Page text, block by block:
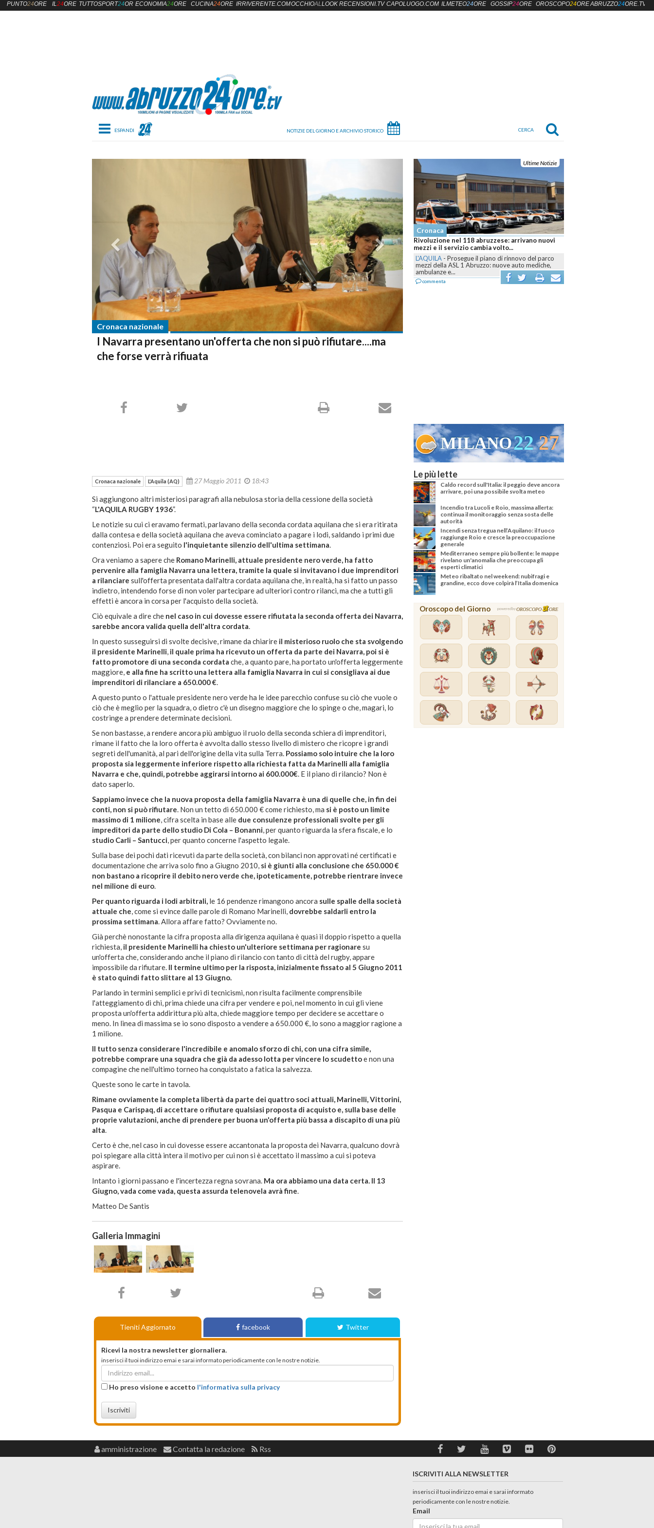
Toggle navigation
Cronaca nazionale
I Navarra presentano un'offerta che non si può rifiutare....ma
che forse verrà rifiuata
Ultime Notizie
Cronaca
Abruzzo brucia ancora, sei fronti attivi e
Canadair mobilitati contro le fiamme
L'AQUILA - Dall’Aquilano al Pescarese e al
Teramano, volontari, mezzi terrestri, elicotteri e
Canadair sono...
commenta
VENEZIA21 26
Cronaca nazionale L'Aquila (AQ) 27 Maggio 2011 18:43
Si aggiungono altri misteriosi paragrafi alla nebulosa storia della cessione della società
“L'AQUILA RUGBY 1936”.
Le notizie su cui ci eravamo fermati, parlavano della seconda cordata aquilana che si era ritirata
dalla contesa e della società aquilana che aveva cominciato a pagare i lodi, saldando i primi due
contenziosi. Poi era seguito l'inquietante silenzio dell'ultima settimana.
Ora veniamo a sapere che Romano Marinelli, attuale presidente nero verde, ha fatto
pervenire alla famiglia Navarra una lettera, tramite la quale si invitavano i due imprenditori
a rilanciare sull'offerta presentata dall'altra cordata aquilana che, in realtà, ha sì fatto un passo
indietro, intendendo forse di non voler partecipare ad ulteriori contro rilanci, ma che a tutti gli
effetti è ancora in corsa per l'acquisto della società.
Ciò equivale a dire che nel caso in cui dovesse essere rifiutata la seconda offerta dei Navarra,
sarebbe ancora valida quella dell'altra cordata.
In questo susseguirsi di svolte decisive, rimane da chiarire il misterioso ruolo che sta svolgendo
il presidente Marinelli, il quale prima ha ricevuto un offerta da parte dei Navarra, poi si è
fatto promotore di una seconda cordata che, a quanto pare, ha portato un'offerta leggermente
maggiore, e alla fine ha scritto una lettera alla famiglia Navarra in cui si consigliava ai due
imprenditori di rilanciare a 650.000 €.
A questo punto o l'attuale presidente nero verde ha le idee parecchio confuse su ciò che vuole o
ciò che è meglio per la squadra, o dietro c'è un disegno maggiore che lo spinge o che, magari, lo
costringe a prendere determinate decisioni.
Se non bastasse, a rendere ancora più ambiguo il ruolo della seconda schiera di imprenditori,
rimane il fatto che la loro offerta è avvolta dallo stesso livello di mistero che ricopre i grandi
segreti dell'umanità, al pari dell'origine della vita sulla Terra. Possiamo solo intuire che la loro
proposta sia leggermente inferiore rispetto alla richiesta fatta da Marinelli alla famiglia
Navarra e che, quindi, potrebbe aggirarsi intorno ai 600.000€. E il piano di rilancio? Non è
dato saperlo.
Sappiamo invece che la nuova proposta della famiglia Navarra è una di quelle che, in fin dei
conti, non si può rifiutare. Non un tetto di 650.000 € come richiesto, ma si è posto un limite
massimo di 1 milione, cifra scelta in base alle due consulenze professionali svolte per gli
impreditori da parte dello studio Di Cola – Bonanni, per quanto riguarda la sfera fiscale, e lo
studio Carli – Santucci, per quanto concerne l'aspetto legale.
Sulla base dei pochi dati ricevuti da parte della società, con bilanci non approvati né certificati e
documentazione che arriva solo fino a Giugno 2010, si è giunti alla conclusione che 650.000 €
non bastano a ricoprire il debito nero verde che, ipoteticamente, potrebbe rientrare invece
nel milione di euro.
Per quanto riguarda i lodi arbitrali, le 16 pendenze rimangono ancora sulle spalle della società
attuale che, come si evince dalle parole di Romano Marinelli, dovrebbe saldarli entro la
prossima settimana. Allora affare fatto? Ovviamente no.
Già perchè nonostante la cifra proposta alla dirigenza aquilana è quasi il doppio rispetto a quella
richiesta, il presidente Marinelli ha chiesto un'ulteriore settimana per ragionare su
un'offerta che, considerando anche il piano di rilancio con tanto di città del rugby, appare
impossibile da rifiutare. Il termine ultimo per la risposta, inizialmente fissato al 5 Giugno 2011
è stato quindi fatto slittare al 13 Giugno.
Parlando in termini semplici e privi di tecnicismi, non risulta facilmente comprensibile
l'atteggiamento di chi, prima chiede una cifra per vendere e poi, nel momento in cui gli viene
proposta un'offerta addirittura più alta, chiede maggiore tempo per decidere se accettare o
meno. In linea di massima se io sono disposto a vendere a 650.000 €, lo sono a maggior ragione a
1 milione.
Il tutto senza considerare l'incredibile e anomalo sforzo di chi, con una cifra simile,
potrebbe comprare una squadra che già da adesso lotta per vincere lo scudettoe non una
compagine che nell'ultimo torneo ha conquistato a fatica la salvezza.
Queste sono le carte in tavola.
Rimane ovviamente la completa libertà da parte dei quattro soci attuali, Marinelli, Vittorini,
Pasqua e Carispaq, di accettare o rifiutare qualsiasi proposta di acquisto e, sulla base delle
proprie valutazioni, anche di prendere per buona un'offerta più bassa a discapito di una più
alta.
Certo è che, nel caso in cui dovesse essere accantonata la proposta dei Navarra, qualcuno dovrà
poi spiegare alla città intera il motivo per cui non si è accettato il massimo a cui si poteva
aspirare.
Intanto i giorni passano e l'incertezza regna sovrana. Ma ora abbiamo una data certa. Il 13
Giugno, vada come vada, questa assurda telenovela avrà fine.
Matteo De Santis
Galleria Immagini
Tieniti Aggiornato facebook Twitter
Ricevi la nostra newsletter giornaliera.
inserisci il tuoi indirizzo emai e sarai informato periodicamente con le nostre notizie.
Ho preso visione e accetto l'informativa sulla privacy
Iscriviti
Le più lette
Caldo record sull'Italia: il peggio deve ancora
arrivare, poi una possibile svolta meteo
Incendio tra Lucoli e Roio, massima allerta:
continua il monitoraggio senza sosta delle
autorità
Incendi senza tregua nell’Aquilano: il fuoco
raggiunge Roio e cresce la preoccupazione
generale
Mediterraneo sempre più bollente: le mappe
rivelano un'anomalia che preoccupa gli
esperti climatici
Meteo ribaltato nel weekend: nubifragi e
grandine, ecco dove colpirà l’Italia domenica
Oroscopo del Giorno powered byOROSCOPO ORE
PUNTO24ORE IL24ORE TUTTOSPORT24OREECONOMIA24ORE CUCINA24ORE IRRIVERENTE.COMOCCHIOALLOOK RECENSIONI.TV CAPOLUOGO.COM ILMETEO24ORE GOSSIP24ORE OROSCOPO24OREABRUZZO24ORE.TV
amministrazione Contatta la redazione Rss
ISCRIVITI ALLA NEWSLETTER
inserisci il tuoi indirizzo emai e sarai informato
periodicamente con le nostre notizie.
Email